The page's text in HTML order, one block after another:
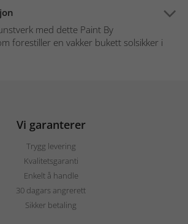
med dette Paint By
forestiller en vakker bukett solsikker i
Vi garanterer
Trygg levering
Kvalitetsgaranti
Enkelt å handle
30 dagars angrerett
Sikker betaling